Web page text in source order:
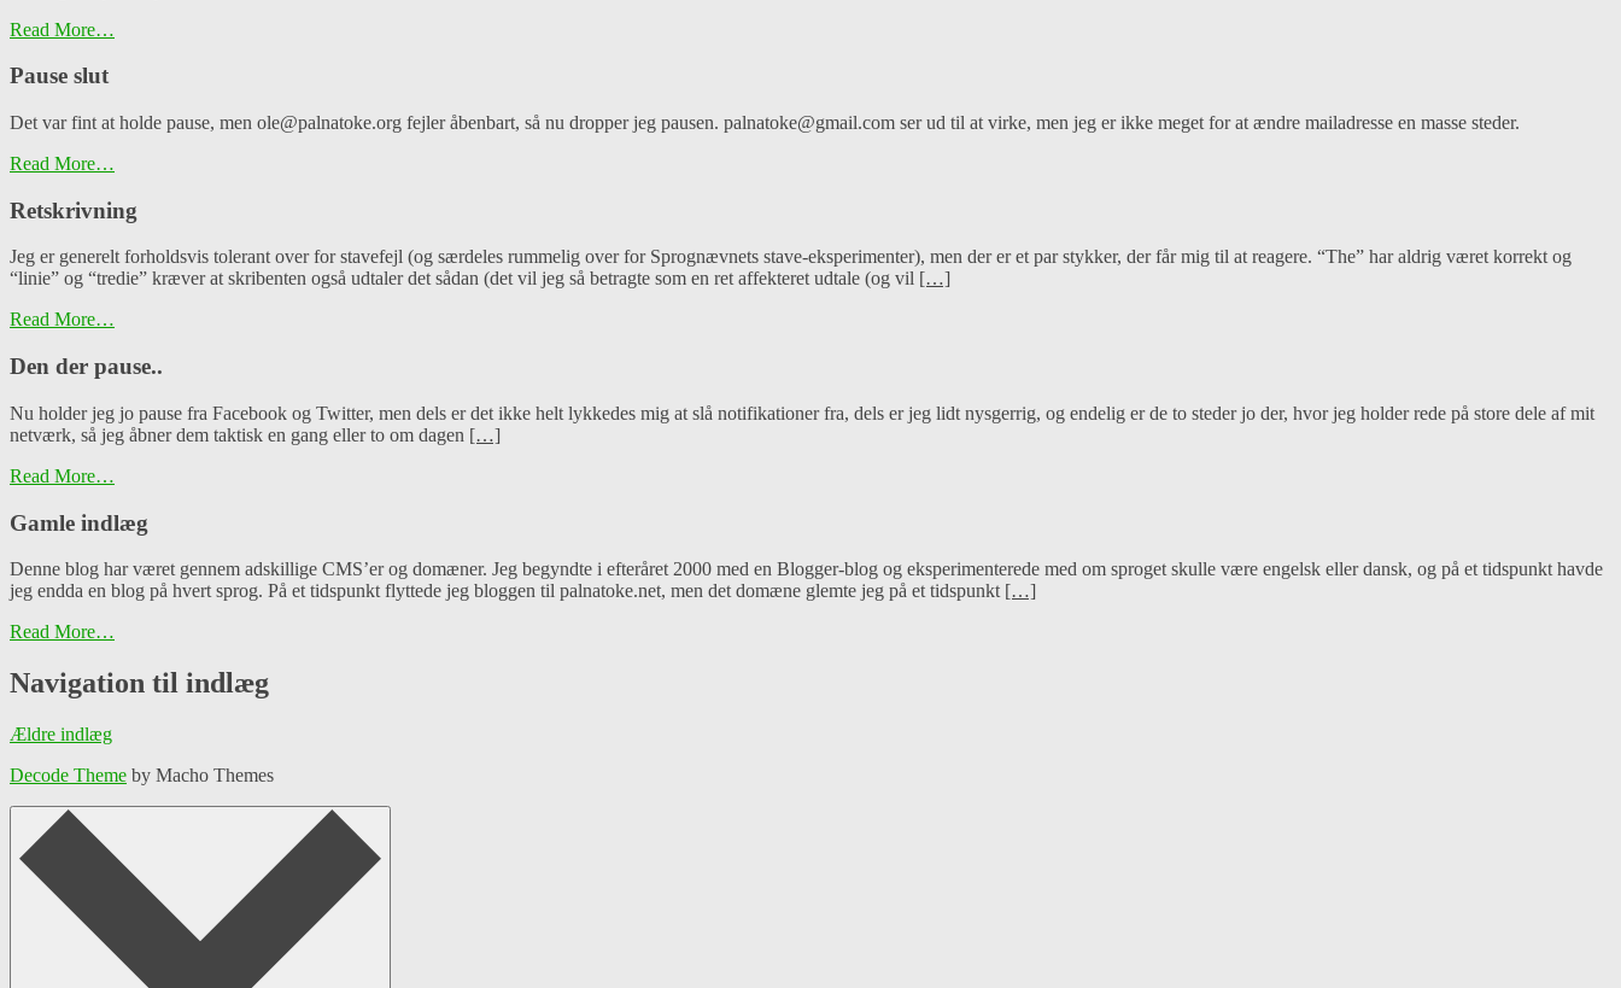
Read More…
Pause slut
Det var fint at holde pause, men ole@palnatoke.org fejler åbenbart, så nu dropper jeg pausen. palnatoke@gmail.com ser ud til at virke, men jeg er ikke meget for at ændre mailadresse en masse steder.
Read More…
Retskrivning
Jeg er generelt forholdsvis tolerant over for stavefejl (og særdeles rummelig over for Sprognævnets stave-eksperimenter), men der er et par stykker, der får mig til at reagere. “The” har aldrig været korrekt og
“linie” og “tredie” kræver at skribenten også udtaler det sådan (det vil jeg så betragte som en ret affekteret udtale (og vil […]
Read More…
Den der pause..
Nu holder jeg jo pause fra Facebook og Twitter, men dels er det ikke helt lykkedes mig at slå notifikationer fra, dels er jeg lidt nysgerrig, og endelig er de to steder jo der, hvor jeg holder rede på store dele af mit
netværk, så jeg åbner dem taktisk en gang eller to om dagen […]
Read More…
Gamle indlæg
Denne blog har været gennem adskillige CMS’er og domæner. Jeg begyndte i efteråret 2000 med en Blogger-blog og eksperimenterede med om sproget skulle være engelsk eller dansk, og på et tidspunkt havde
jeg endda en blog på hvert sprog. På et tidspunkt flyttede jeg bloggen til palnatoke.net, men det domæne glemte jeg på et tidspunkt […]
Read More…
Navigation til indlæg
Ældre indlæg
Decode Theme by Macho Themes